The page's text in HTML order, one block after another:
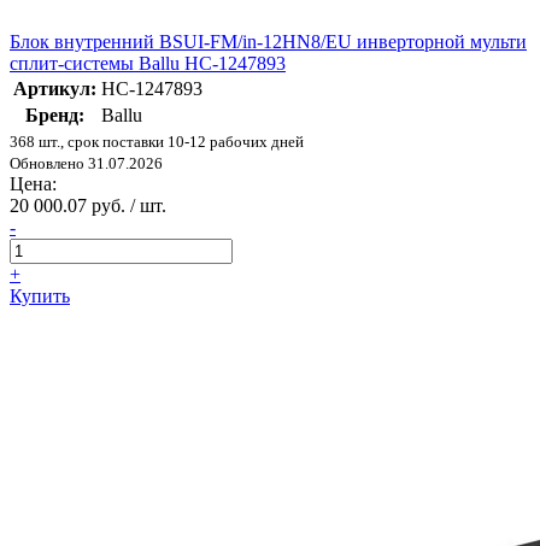
Блок внутренний BSUI-FM/in-12HN8/EU инверторной мульти
сплит-системы Ballu НС-1247893
Артикул: НС-1247893
Бренд:
Ballu
368 шт., срок поставки 10-12 рабочих дней
Обновлено 31.07.2026
Цена:
20 000.07 руб. / шт.
-
+
Купить